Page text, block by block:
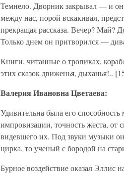
Темнело. Дворник закрывал — и
между нас, порой вскакивал,
прекращая рассказа. Вечер?
Только днем он притворился —
Книги, читанные о тропиках,
этих сказок движенья, дыханья!..
Валерия Ивановна Цветаева:
Удивительна была его
импровизации, точность жеста,
видевшего их. Под звуки музыки
цирка, то ученый с бородой на
Бурное воздействие оказал